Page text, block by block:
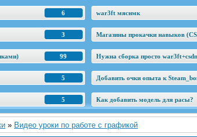
6 war3ft мяснмк
3 Магазины прокачки навыков
99 Нужна сборка просто
5 Добавить очки опыта к
5 Как добавить модель для расы?
» Видео уроки по работе с графикой